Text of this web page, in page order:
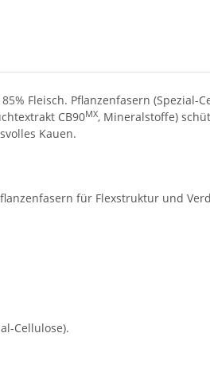
85% Fleisch. Pflanzenfasern
CB90MX, Mineralstoffe)
Kauen.
für Flexstruktur und
Cellulose).